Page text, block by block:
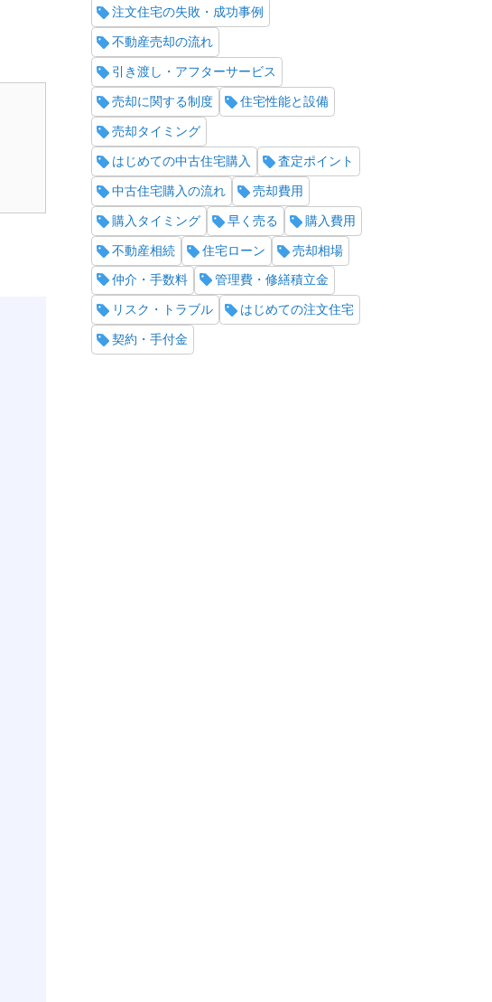
注文住宅の失敗・成功事例
不動産売却の流れ
引き渡し・アフターサービス
売却に関する制度 住宅性能と設備
売却タイミング
はじめての中古住宅購入 査定ポイント
中古住宅購入の流れ 売却費用
購入タイミング 早く売る 購入費用
不動産相続 住宅ローン 売却相場
仲介・手数料 管理費・修繕積立金
リスク・トラブル はじめての注文住宅
契約・手付金